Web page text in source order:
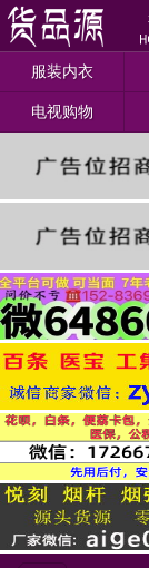
服装内衣
电视购物